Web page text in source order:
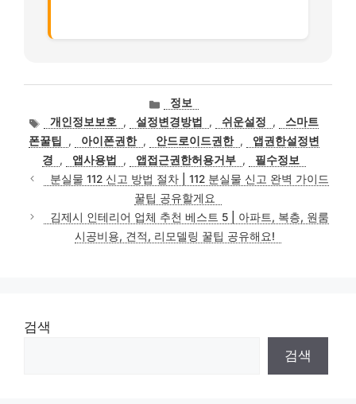
카
테
고
리
정보
태
그
개인정보보호 , 설정변경방법 , 쉬운설정 ,
스마트
폰꿀팁
, 아이폰권한 , 안드로이드권한 ,
앱권한설정변
경
, 앱사용법 , 앱접근권한허용거부 ,
필수정보
분실물 112 신고 방법 절차 | 112 분실물 신고 완벽 가이드
꿀팁 공유할게요
김제시 인테리어 업체 추천 베스트 5 | 아파트, 복층, 원룸
시공비용, 견적, 리모델링 꿀팁 공유해요!
검색
검색